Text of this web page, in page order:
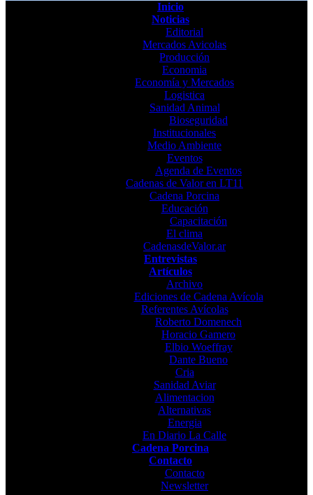
Inicio
Noticias
Editorial
Mercados Avicolas
Producción
Economia
Economía y Mercados
Logistica
Sanidad Animal
Bioseguridad
Institucionales
Medio Ambiente
Eventos
Agenda de Eventos
Cadenas de Valor en LT11
Cadena Porcina
Educación
Capacitación
El clima
CadenasdeValor.ar
Entrevistas
Artículos
Archivo
Ediciones de Cadena Avícola
Referentes Avícolas
Roberto Domenech
Horacio Gamero
Elbio Woeffray
Dante Bueno
Cria
Sanidad Aviar
Alimentacion
Alternativas
Energia
En Diario La Calle
Cadena Porcina
Contacto
Contacto
Newsletter